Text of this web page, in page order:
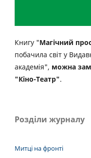
Книгу "Магічний
побачила світ у
академія", можна
"Кіно-Театр".
Розділи журналу
Митці на фронті